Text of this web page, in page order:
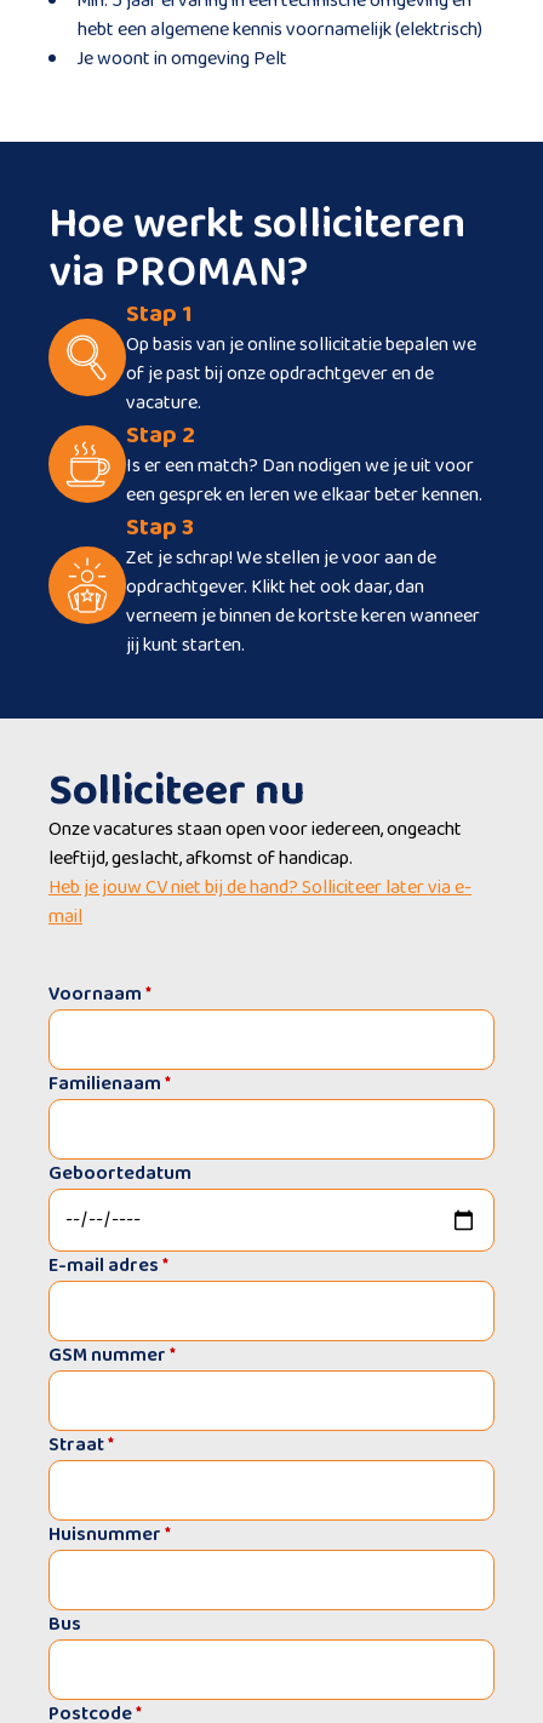
hebt een algemene kennis voornamelijk (elektrisch)
Je woont in omgeving Pelt
Hoe werkt solliciteren
via PROMAN?
Stap 1
Op basis van je online sollicitatie bepalen we
of je past bij onze opdrachtgever en de
vacature.
Stap 2
Is er een match? Dan nodigen we je uit voor
een gesprek en leren we elkaar beter kennen.
Stap 3
Zet je schrap! We stellen je voor aan de
opdrachtgever. Klikt het ook daar, dan
verneem je binnen de kortste keren wanneer
jij kunt starten.
Solliciteer nu
Onze vacatures staan open voor iedereen, ongeacht
leeftijd, geslacht, afkomst of handicap.
Heb je jouw CV niet bij de hand? Solliciteer later via e-
mail
Voornaam*
Familienaam*
Geboortedatum
E-mail adres*
GSM nummer*
Straat*
Huisnummer*
Bus
Postcode*